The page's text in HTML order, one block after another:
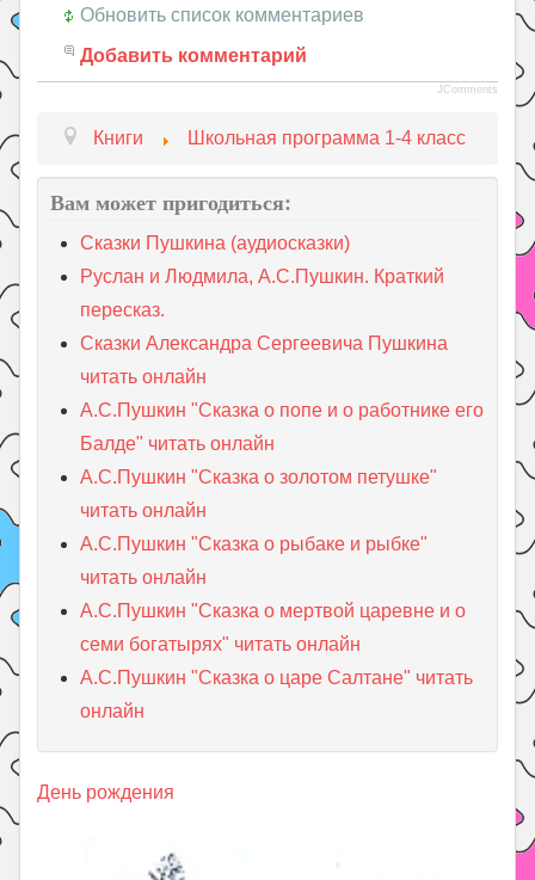
Обновить список комментариев
Добавить комментарий
JComments
Книги Школьная программа 1-4 класс
Вам может пригодиться:
Сказки Пушкина (аудиосказки)
Руслан и Людмила, А.С.Пушкин. Краткий
пересказ.
Сказки Александра Сергеевича Пушкина
читать онлайн
А.С.Пушкин "Сказка о попе и о работнике его
Балде" читать онлайн
А.С.Пушкин "Сказка о золотом петушке"
читать онлайн
А.С.Пушкин "Сказка о рыбаке и рыбке"
читать онлайн
А.С.Пушкин "Сказка о мертвой царевне и о
семи богатырях" читать онлайн
А.С.Пушкин "Сказка о царе Салтане" читать
онлайн
День рождения